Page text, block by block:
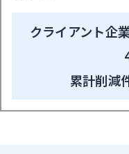
クライアント
累計削